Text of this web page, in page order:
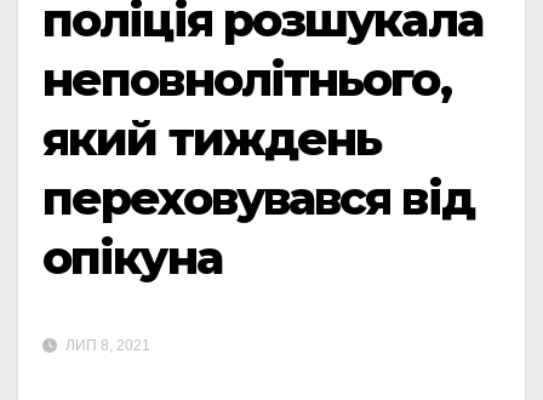
поліція розшукала
неповнолітнього,
який тиждень
переховувався від
опікуна
ЛИП 8, 2021